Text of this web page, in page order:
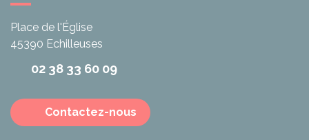
Place de l'Église
45390 Echilleuses
02 38 33 60 09
Contactez-nous